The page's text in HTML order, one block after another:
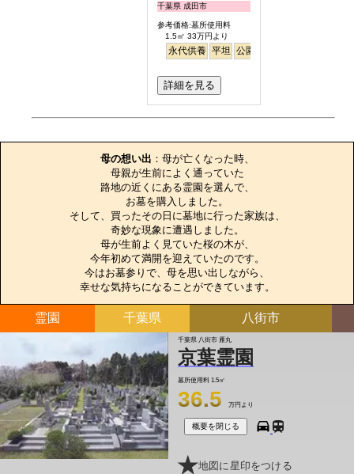
千葉県 成田市
参考価格:墓所使用料
1.5㎡ 33万円より
永代供養 平坦 公園墓地
詳細を見る
母の想い出 ：母が亡くなった時、
母親が生前によく通っていた
路地の近くにある霊園を選んで、
お墓を購入しました。
そして、買ったその日に墓地に行った家族は、
奇妙な現象に遭遇しました。
母が生前よく見ていた桜の木が、
今年初めて満開を迎えていたのです。
今はお墓参りで、母を思い出しながら、
幸せな気持ちになることができています。
霊園 千葉県 八街市
千葉県 八街市 雁丸
京葉霊園
墓所使用料 1.5㎡
36.5 万円より
概要を閉じる
地図に星印をつける